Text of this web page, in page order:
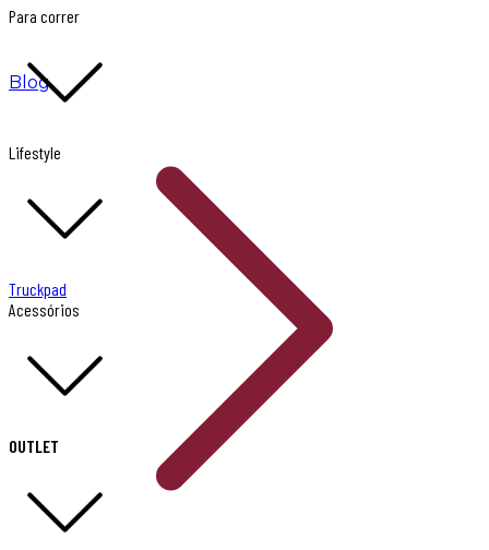
Para correr
Lifestyle
Truckpad
Acessórios
OUTLET
Blog